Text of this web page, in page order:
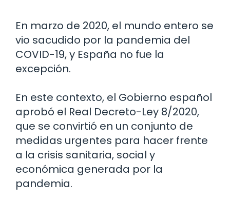
En marzo de 2020, el mundo entero se
vio sacudido por la pandemia del
COVID-19, y España no fue la
excepción.
En este contexto, el Gobierno español
aprobó el Real Decreto-Ley 8/2020,
que se convirtió en un conjunto de
medidas urgentes para hacer frente
a la crisis sanitaria, social y
económica generada por la
pandemia.